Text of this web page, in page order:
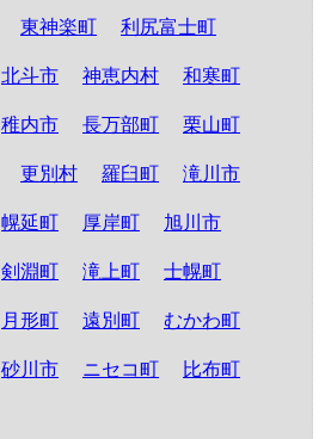
東神楽町 利尻富士町
北斗市 神恵内村 和寒町
稚内市 長万部町 栗山町
更別村 羅臼町 滝川市
幌延町 厚岸町 旭川市
剣淵町 滝上町 士幌町
月形町 遠別町 むかわ町
砂川市 ニセコ町 比布町